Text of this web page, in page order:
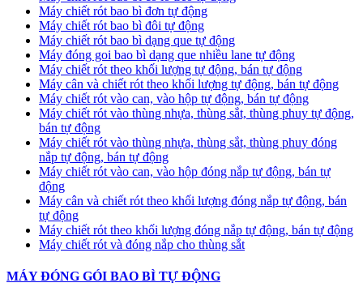
Máy chiết rót bao bì đơn tự động
Máy chiết rót bao bì đôi tự động
Máy chiết rót bao bì dạng que tự động
Máy đóng goi bao bì dạng que nhiều lane tự động
Máy chiết rót theo khối lượng tự động, bán tự động
Máy cân và chiết rót theo khối lượng tự động, bán tự động
Máy chiết rót vào can, vào hộp tự động, bán tự động
Máy chiết rót vào thùng nhựa, thùng sắt, thùng phuy tự động,
bán tự động
Máy chiết rót vào thùng nhựa, thùng sắt, thùng phuy đóng
nắp tự động, bán tự động
Máy chiết rót vào can, vào hộp đóng nắp tự động, bán tự
động
Máy cân và chiết rót theo khối lượng đóng nắp tự động, bán
tự động
Máy chiết rót theo khối lượng đóng nắp tự động, bán tự động
Máy chiết rót và đóng nắp cho thùng sắt
MÁY ĐÓNG GÓI BAO BÌ TỰ ĐỘNG